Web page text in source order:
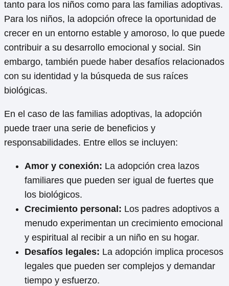
tanto para los niños como para las familias adoptivas.
Para los niños, la adopción ofrece la oportunidad de
crecer en un entorno estable y amoroso, lo que puede
contribuir a su desarrollo emocional y social. Sin
embargo, también puede haber desafíos relacionados
con su identidad y la búsqueda de sus raíces
biológicas.
En el caso de las familias adoptivas, la adopción
puede traer una serie de beneficios y
responsabilidades. Entre ellos se incluyen:
Amor y conexión: La adopción crea lazos
familiares que pueden ser igual de fuertes que
los biológicos.
Crecimiento personal: Los padres adoptivos a
menudo experimentan un crecimiento emocional
y espiritual al recibir a un niño en su hogar.
Desafíos legales: La adopción implica procesos
legales que pueden ser complejos y demandar
tiempo y esfuerzo.